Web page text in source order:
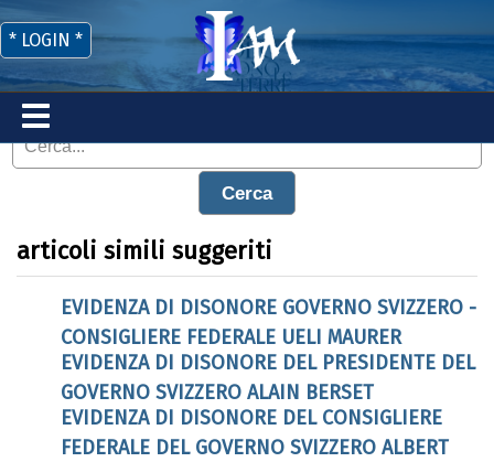
Cerca
* LOGIN *
articoli simili suggeriti
EVIDENZA DI DISONORE GOVERNO SVIZZERO -
CONSIGLIERE FEDERALE UELI MAURER
EVIDENZA DI DISONORE DEL PRESIDENTE DEL
GOVERNO SVIZZERO ALAIN BERSET
EVIDENZA DI DISONORE DEL CONSIGLIERE
FEDERALE DEL GOVERNO SVIZZERO ALBERT